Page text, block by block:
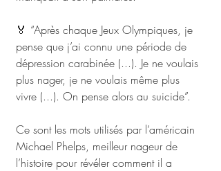
🏅 “Après chaque Jeux Olympiques, je
pense que j’ai connu une période de
dépression carabinée (...). Je ne voulais
plus nager, je ne voulais même plus
vivre (...). On pense alors au suicide”.
Ce sont les mots utilisés par l’américain
Michael Phelps, meilleur nageur de
l’histoire pour révéler comment il a